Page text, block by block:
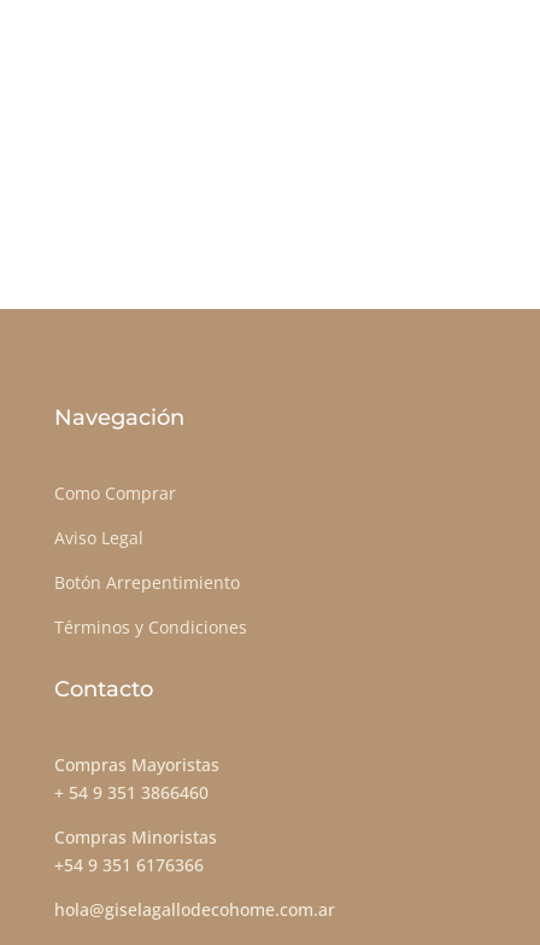
Navegación
Como Comprar
Aviso Legal
Botón Arrepentimiento
Términos y Condiciones
Contacto
Compras Mayoristas
+ 54 9 351 3866460
Compras Minoristas
+54 9 351 6176366
hola@giselagallodecohome.com.ar